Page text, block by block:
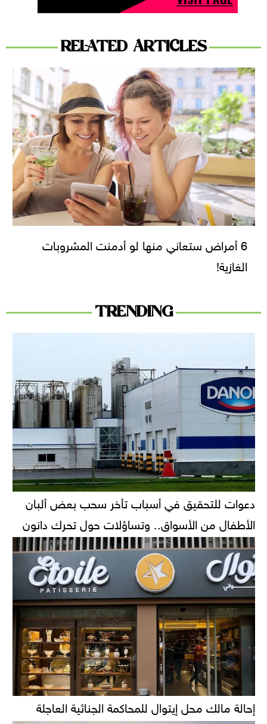
RELATED ARTICLES
6 أمراض ستعاني منها لو أدمنت المشروبات
الغازية!
TRENDING
دعوات للتحقيق في أسباب تأخر سحب بعض ألبان
الأطفال من الأسواق.. وتساؤلات حول تحرك دانون
إحالة مالك محل إيتوال للمحاكمة الجنائية العاجلة